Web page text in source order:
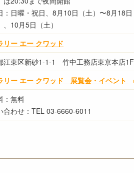
：日曜・祝日、8月10日（土）〜8月18日
、10月5日（土）
リー エー クワッド
江東区新砂1-1-1 竹中工務店東京本店1F
リー エー クワッド 展覧会・イベント
：無料
合わせ：TEL 03-6660-6011